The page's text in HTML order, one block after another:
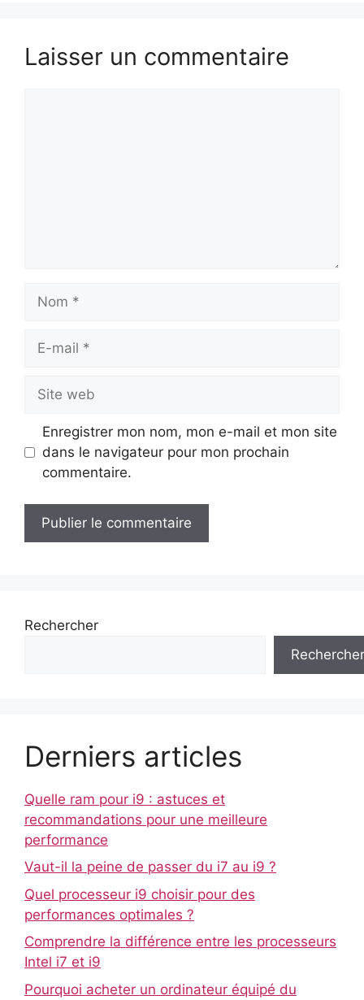
Laisser un commentaire
Nom
Site
web
Enregistrer mon nom, mon e-mail et mon site
dans le navigateur pour mon prochain
commentaire.
Rechercher
Rechercher
Derniers articles
Quelle ram pour i9 : astuces et
recommandations pour une meilleure
performance
Vaut-il la peine de passer du i7 au i9 ?
Quel processeur i9 choisir pour des
performances optimales ?
Comprendre la différence entre les processeurs
Intel i7 et i9
Pourquoi acheter un ordinateur équipé du